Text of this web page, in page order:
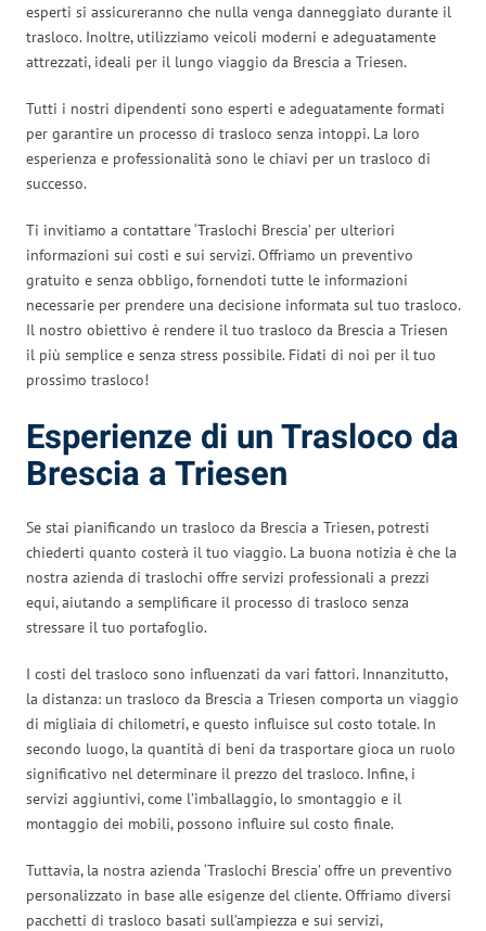
esperti si assicureranno che nulla venga danneggiato durante il
trasloco. Inoltre, utilizziamo veicoli moderni e adeguatamente
attrezzati, ideali per il lungo viaggio da Brescia a Triesen.
Tutti i nostri dipendenti sono esperti e adeguatamente formati
per garantire un processo di trasloco senza intoppi. La loro
esperienza e professionalità sono le chiavi per un trasloco di
successo.
Ti invitiamo a contattare ‘Traslochi Brescia’ per ulteriori
informazioni sui costi e sui servizi. Offriamo un preventivo
gratuito e senza obbligo, fornendoti tutte le informazioni
necessarie per prendere una decisione informata sul tuo trasloco.
Il nostro obiettivo è rendere il tuo trasloco da Brescia a Triesen
il più semplice e senza stress possibile. Fidati di noi per il tuo
prossimo trasloco!
Esperienze di un Trasloco da
Brescia a Triesen
Se stai pianificando un trasloco da Brescia a Triesen, potresti
chiederti quanto costerà il tuo viaggio. La buona notizia è che la
nostra azienda di traslochi offre servizi professionali a prezzi
equi, aiutando a semplificare il processo di trasloco senza
stressare il tuo portafoglio.
I costi del trasloco sono influenzati da vari fattori. Innanzitutto,
la distanza: un trasloco da Brescia a Triesen comporta un viaggio
di migliaia di chilometri, e questo influisce sul costo totale. In
secondo luogo, la quantità di beni da trasportare gioca un ruolo
significativo nel determinare il prezzo del trasloco. Infine, i
servizi aggiuntivi, come l’imballaggio, lo smontaggio e il
montaggio dei mobili, possono influire sul costo finale.
Tuttavia, la nostra azienda ‘Traslochi Brescia’ offre un preventivo
personalizzato in base alle esigenze del cliente. Offriamo diversi
pacchetti di trasloco basati sull’ampiezza e sui servizi,